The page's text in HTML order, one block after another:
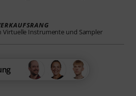
Virtuelle Instrumente und Sampler